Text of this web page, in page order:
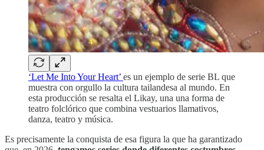
‘Let Me Into Your Heart’ es un ejemplo de serie BL que
muestra con orgullo la cultura tailandesa al mundo. En
esta producción se resalta el Likay, una una forma de
teatro folclórico que combina vestuarios llamativos,
danza, teatro y música.
Es precisamente la conquista de esa figura la que ha garantizado